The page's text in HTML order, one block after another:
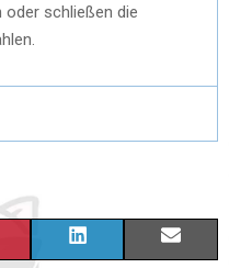
oder schließen die